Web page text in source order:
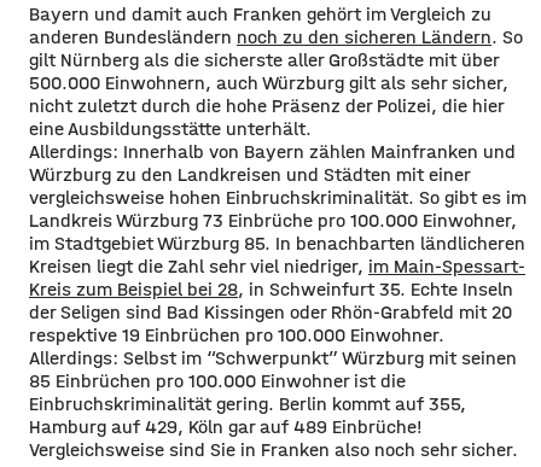
Bayern und damit auch Franken gehört im Vergleich zu
anderen Bundesländern noch zu den sicheren Ländern. So
gilt Nürnberg als die sicherste aller Großstädte mit über
500.000 Einwohnern, auch Würzburg gilt als sehr sicher,
nicht zuletzt durch die hohe Präsenz der Polizei, die hier
eine Ausbildungsstätte unterhält.
Allerdings: Innerhalb von Bayern zählen Mainfranken und
Würzburg zu den Landkreisen und Städten mit einer
vergleichsweise hohen Einbruchskriminalität. So gibt es im
Landkreis Würzburg 73 Einbrüche pro 100.000 Einwohner,
im Stadtgebiet Würzburg 85. In benachbarten ländlicheren
Kreisen liegt die Zahl sehr viel niedriger, im Main-Spessart-
Kreis zum Beispiel bei 28, in Schweinfurt 35. Echte Inseln
der Seligen sind Bad Kissingen oder Rhön-Grabfeld mit 20
respektive 19 Einbrüchen pro 100.000 Einwohner.
Allerdings: Selbst im “Schwerpunkt” Würzburg mit seinen
85 Einbrüchen pro 100.000 Einwohner ist die
Einbruchskriminalität gering. Berlin kommt auf 355,
Hamburg auf 429, Köln gar auf 489 Einbrüche!
Vergleichsweise sind Sie in Franken also noch sehr sicher.